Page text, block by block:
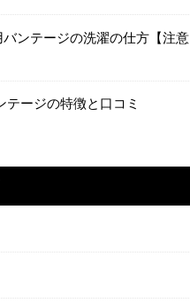
バンテージの洗濯の仕方【注意
テージの特徴と口コミ